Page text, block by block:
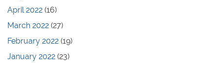
April 2022 (16)
March 2022 (27)
February 2022 (19)
January 2022 (23)